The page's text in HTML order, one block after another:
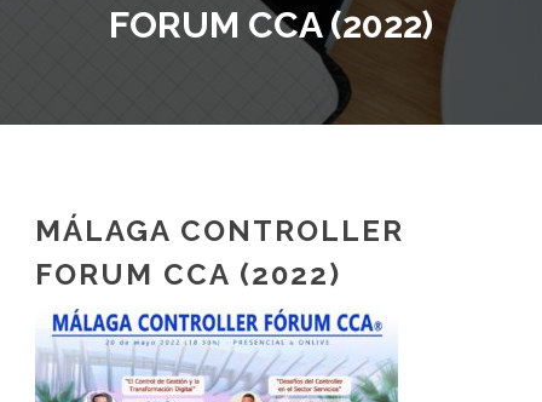
FORUM CCA (2022)
MÁLAGA CONTROLLER
FORUM CCA (2022)